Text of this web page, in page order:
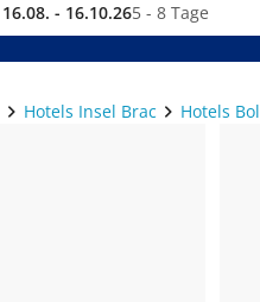
16.08. - 16.10.265 - 8 Tage
Hotels Insel Brac Hotels Bol